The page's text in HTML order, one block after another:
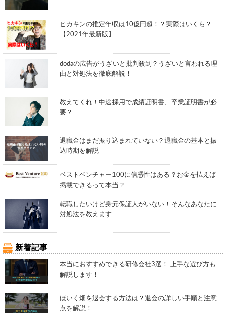
ヒカキンの推定年収は10億円超！？実際はいくら？
【2021年最新版】
dodaの広告がうざいと批判殺到？うざいと言われる理
由と対処法を徹底解説！
教えてくれ！中途採用で成績証明書、卒業証明書が必
要？
退職金はまだ振り込まれていない？退職金の基本と振
込時期を解説
ベストベンチャー100に信憑性はある？お金を払えば
掲載できるって本当？
転職したいけど身元保証人がいない！そんなあなたに
対処法を教えます
新着記事
本当におすすめできる研修会社3選！ 上手な選び方も
解説します！
ほいく畑を退会する方法は？退会の詳しい手順と注意
点を解説！